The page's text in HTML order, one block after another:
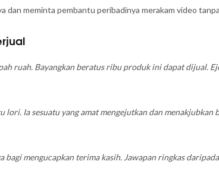
dan meminta pembantu peribadinya merakam video
ruah. Bayangkan beratus ribu produk ini dapat dijual.
lori. Ia sesuatu yang amat mengejutkan dan menakjubkan
bagi mengucapkan terima kasih. Jawapan ringkas